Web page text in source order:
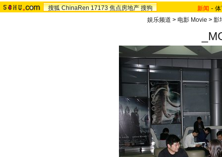
搜狐 ChinaRen 17173 焦点房地产 搜狗 新闻 -
娱乐频道 > 电影 Movie > 影